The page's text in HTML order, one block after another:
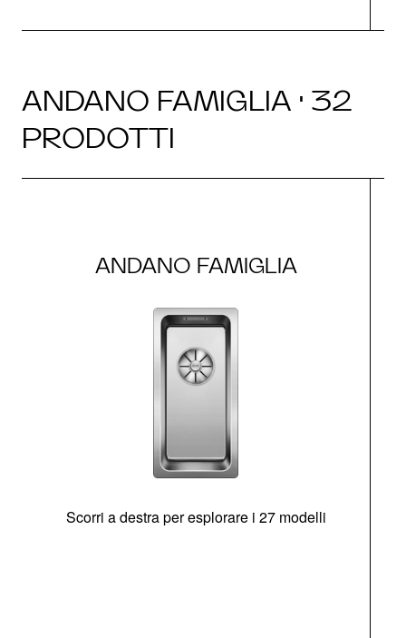
ANDANO FAMIGLIA · 32
PRODOTTI
ANDANO FAMIGLIA
Scorri a destra per esplorare i 27 modelli